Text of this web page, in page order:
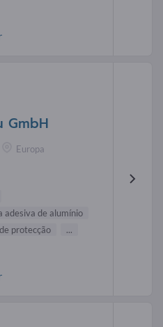
GmbH
Europa
adesiva de alumínio
protecção ...